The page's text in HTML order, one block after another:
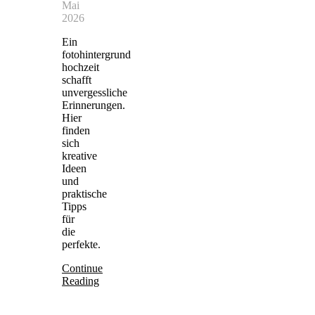
Mai
2026
Ein
fotohintergrund
hochzeit
schafft
unvergessliche
Erinnerungen.
Hier
finden
sich
kreative
Ideen
und
praktische
Tipps
für
die
perfekte.
Continue
Reading